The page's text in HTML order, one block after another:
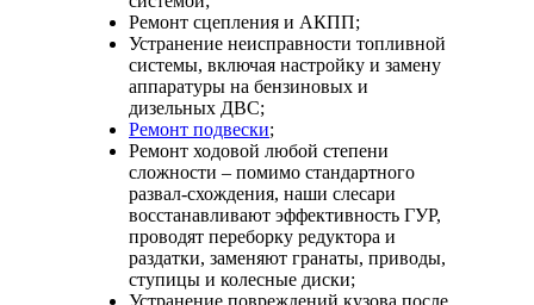
Ремонт сцепления и АКПП;
Устранение неисправности топливной
системы, включая настройку и замену
аппаратуры на бензиновых и
дизельных ДВС;
Ремонт подвески;
Ремонт ходовой любой степени
сложности – помимо стандартного
развал-схождения, наши слесари
восстанавливают эффективность ГУР,
проводят переборку редуктора и
раздатки, заменяют гранаты, приводы,
ступицы и колесные диски;
Устранение повреждений кузова после